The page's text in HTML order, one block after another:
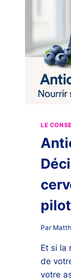
LE
Par
Et si la
de
votre